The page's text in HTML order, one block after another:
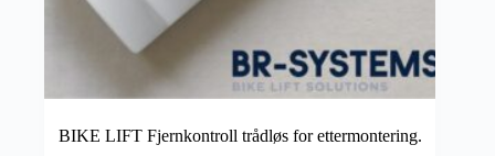
BIKE LIFT Fjernkontroll trådløs for ettermontering.